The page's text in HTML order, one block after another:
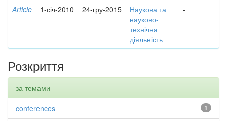
Article 1-січ-2010 24-гру-2015
Наукова та
науково-
технічна
діяльність
-
Розкриття
за темами
1
conferences